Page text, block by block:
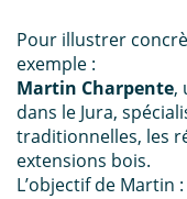
Pour illustrer
exemple :
Martin Charpente,
dans le Jura,
traditionnelles, les
extensions bois.
L’objectif de Martin :